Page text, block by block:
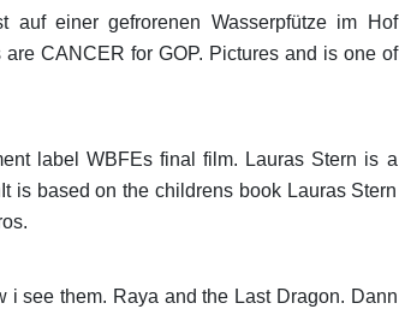
einer gefrorenen Wasserpfütze im Hof
CANCER for GOP. Pictures and is one of
label WBFEs final film. Lauras Stern is a
is based on the childrens book Lauras Stern
i see them. Raya and the Last Dragon. Dann